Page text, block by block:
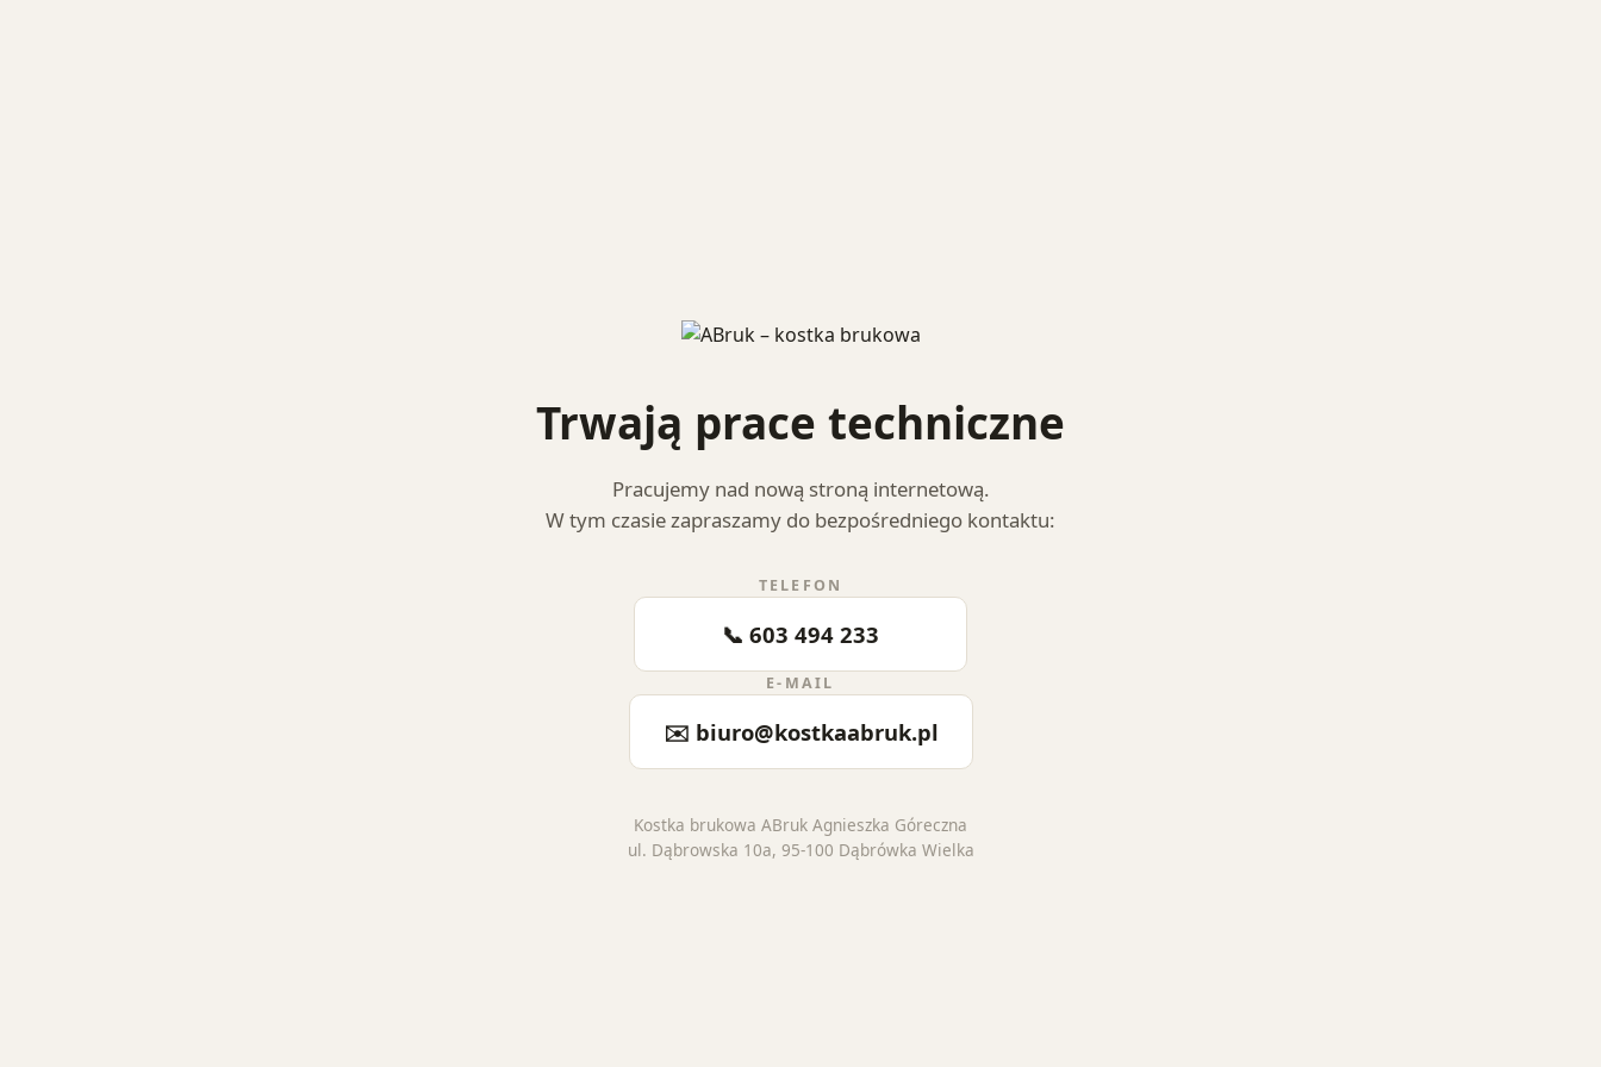
Trwają prace techniczne
Pracujemy nad nową stroną internetową.
W tym czasie zapraszamy do bezpośredniego kontaktu:
TELEFON
📞 603 494 233
E-MAIL
✉️ biuro@kostkaabruk.pl
Kostka brukowa ABruk Agnieszka Góreczna
ul. Dąbrowska 10a, 95-100 Dąbrówka Wielka